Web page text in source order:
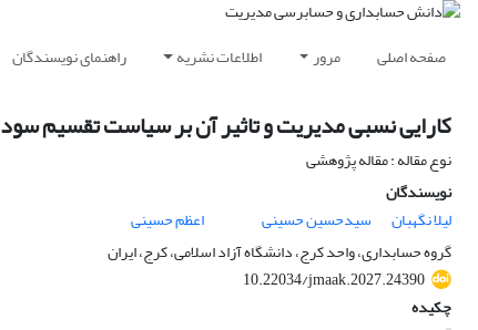
صفحه اصلی مرور اطلاعات نشریه راهنمای نویسندگان
کارایی نسبی مدیریت و تاثیر آن بر سیاست تقسیم سود
نوع مقاله : مقاله پژوهشی
نویسندگان
لیلا نگهبان
سیدحسین حسینی
اعظم حسینی
گروه حسابداری، واحد کرج، دانشگاه آزاد اسلامی، کرج، ایران
10.22034/jmaak.2027.24390
چکیده